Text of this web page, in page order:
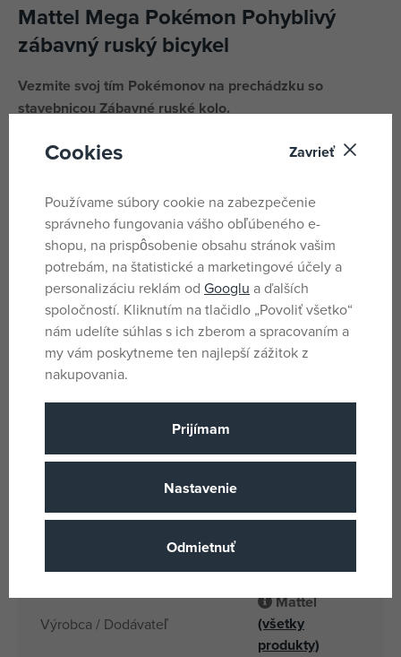
Mattel Mega Pokémon Pohyblivý
zábavný ruský bicykel
Vezmite svoj tím Pokémonov na prechádzku so
stavebnicou Zábavné ruské kolo.
Umiestnite Sprigatita, Meowtha, Paldeana Woopera a
Munchlaxa do kolesa a potom otočte kľukou, aby ste
Parametre
Pohlavie Pro kluky
Farba Viacfarebné
Licencia
Počet dielikov 393
Krajina pôvodu CN
Dodávateľské číslo HXF80
Výrobca / Dodávateľ
Mattel
(všetky
produkty)
Cookies Zavrieť
Používame súbory cookie na zabezpečenie
správneho fungovania vášho obľúbeného e-
shopu, na prispôsobenie obsahu stránok vašim
potrebám, na štatistické a marketingové účely a
personalizáciu reklám od Googlu a ďalších
spoločností. Kliknutím na tlačidlo „Povoliť všetko“
nám udelíte súhlas s ich zberom a spracovaním a
my vám poskytneme ten najlepší zážitok z
nakupovania.
Prijímam
Nastavenie
Odmietnuť